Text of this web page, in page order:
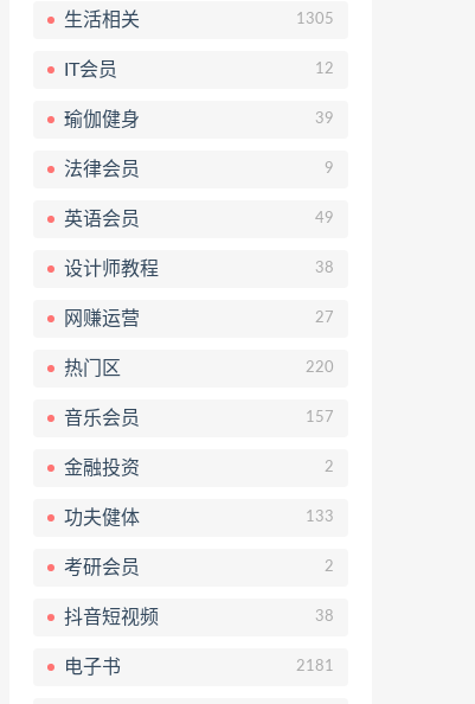
生活相关 1305
IT会员 12
瑜伽健身 39
法律会员 9
英语会员 49
设计师教程 38
网赚运营 27
热门区 220
音乐会员 157
金融投资 2
功夫健体 133
考研会员 2
抖音短视频 38
电子书 2181